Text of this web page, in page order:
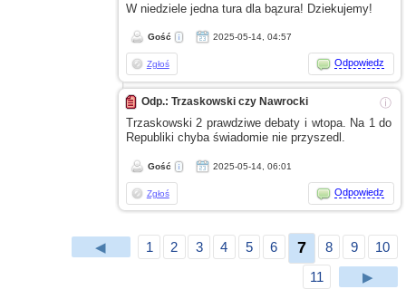
W niedzielejedna tura dla bązura! Dziekujemy!
Gość 2025-05-14, 04:57
Zgłoś Odpowiedz
ⓘ
Odp.: Trzaskowski czy Nawrocki
Trzaskowski 2 prawdziwe debatyi wtopa. Na 1 do
Republiki chyba świadomie nie przyszedl.
Gość 2025-05-14, 06:01
Zgłoś Odpowiedz
◀ 1 2 3 4 5 6 7 8 9 10
11 ▶